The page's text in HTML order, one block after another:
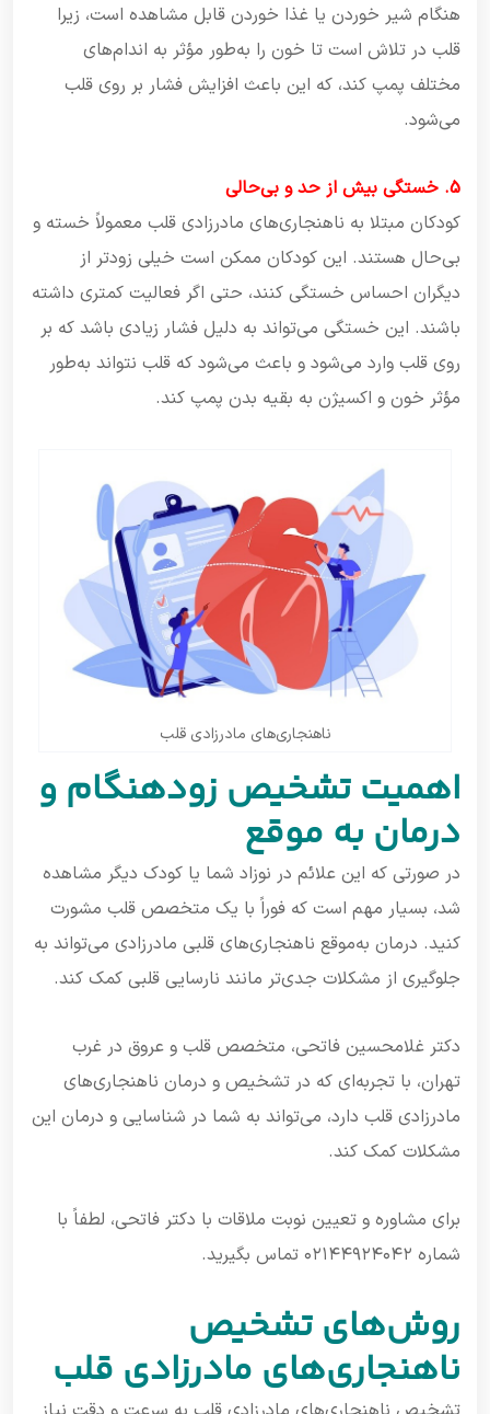
هنگام شیر خوردن یا غذا خوردن قابل مشاهده است، زیرا
قلب در تلاش است تا خون را به‌طور مؤثر به اندام‌های
مختلف پمپ کند، که این باعث افزایش فشار بر روی قلب
می‌شود.
5. خستگی بیش از حد و بی‌حالی
کودکان مبتلا به ناهنجاری‌های مادرزادی قلب معمولاً خسته و
بی‌حال هستند. این کودکان ممکن است خیلی زودتر از
دیگران احساس خستگی کنند، حتی اگر فعالیت کمتری داشته
باشند. این خستگی می‌تواند به دلیل فشار زیادی باشد که بر
روی قلب وارد می‌شود و باعث می‌شود که قلب نتواند به‌طور
مؤثر خون و اکسیژن به بقیه بدن پمپ کند.
ناهنجاری‌های مادرزادی قلب
اهمیت تشخیص زودهنگام و
درمان به موقع
در صورتی که این علائم در نوزاد شما یا کودک دیگر مشاهده
شد، بسیار مهم است که فوراً با یک متخصص قلب مشورت
کنید. درمان به‌موقع ناهنجاری‌های قلبی مادرزادی می‌تواند به
جلوگیری از مشکلات جدی‌تر مانند نارسایی قلبی کمک کند.
دکتر غلامحسین فاتحی، متخصص قلب و عروق در غرب
تهران، با تجربه‌ای که در تشخیص و درمان ناهنجاری‌های
مادرزادی قلب دارد، می‌تواند به شما در شناسایی و درمان این
مشکلات کمک کند.
برای مشاوره و تعیین نوبت ملاقات با دکتر فاتحی، لطفاً با
شماره ۰۲۱۴۴۹۲۴۰۴۲ تماس بگیرید.
روش‌های تشخیص
ناهنجاری‌های مادرزادی قلب